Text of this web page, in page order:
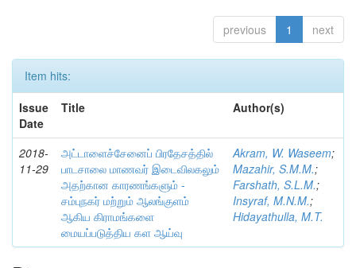
previous 1 next
Item hits:
Issue
Date
Title Author(s)
2018-
11-29
அட்டாளைச்சேனைப் பிரதேசத்தில்
பாடசாலை மாணவர் இடைவிலகலும்
அதற்கான காரணங்களும் -
சம்புநகர் மற்றும் ஆலங்குளம்
ஆகிய கிராமங்களை
மையப்படுத்திய கள ஆய்வு
Akram, W. Waseem;
Mazahir, S.M.M.;
Farshath, S.L.M.;
Insyraf, M.N.M.;
Hidayathulla, M.T.